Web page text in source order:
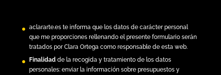
aclararte.este informa que los datos de carácter personal
que me proporciones rellenando el presente formulario serán
tratados por Clara Ortega como responsable de esta web.
Finalidadde la recogida y tratamiento de los datos
personales: enviar la información sobre presupuestos y